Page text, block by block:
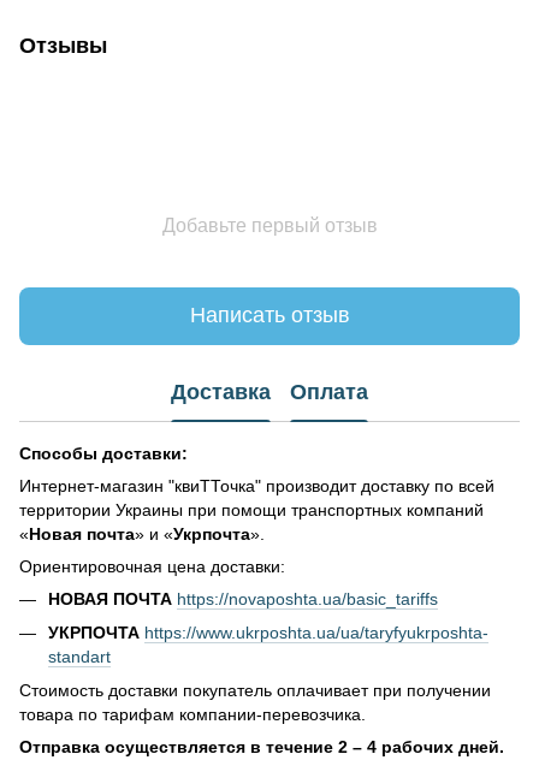
Отзывы
Добавьте первый отзыв
Написать отзыв
Доставка Оплата
Способы доставки:
Интернет-магазин "квиТТочка" производит доставку по всей
территории Украины при помощи транспортных компаний
«Новая почта» и «Укрпочта».
Ориентировочная цена доставки:
НОВАЯ ПОЧТА https://novaposhta.ua/basic_tariffs
УКРПОЧТА https://www.ukrposhta.ua/ua/taryfyukrposhta-
standart
Стоимость доставки покупатель оплачивает при получении
товара по тарифам компании-перевозчика.
Отправка осуществляется в течение 2 – 4 рабочих дней.